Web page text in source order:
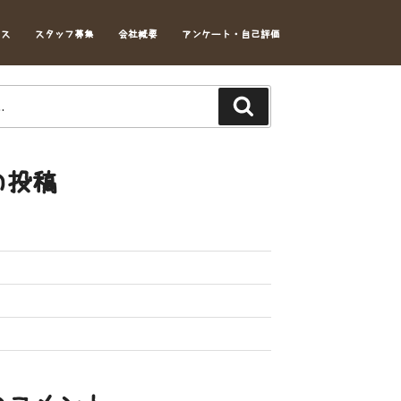
スタッフ募集 会社概要 アンケート・自己評価
投稿